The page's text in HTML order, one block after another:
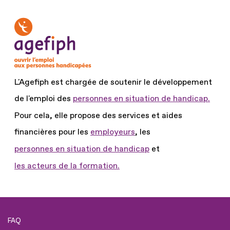
L'Agefiph est chargée de soutenir le développement
de l'emploi des personnes en situation de handicap.
Pour cela, elle propose des services et aides
financières pour les employeurs, les
personnes en situation de handicap et
les acteurs de la formation.
FAQ